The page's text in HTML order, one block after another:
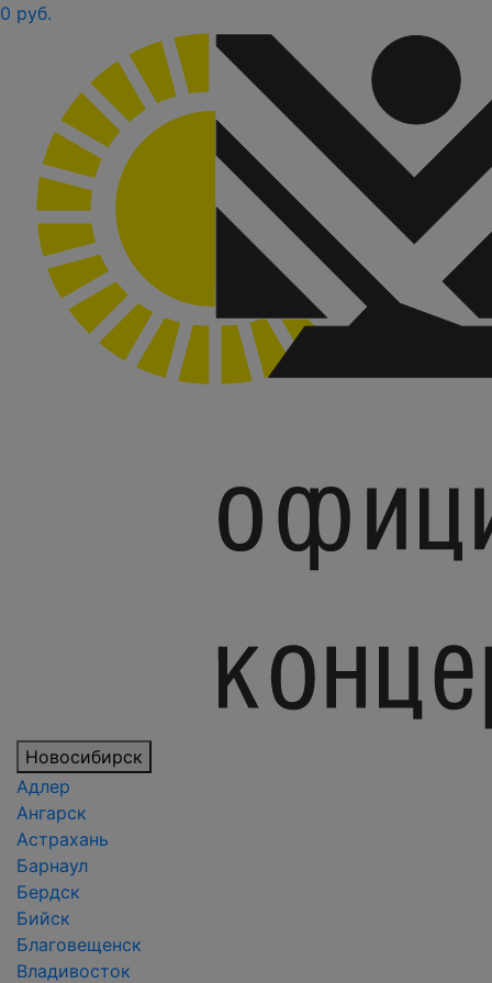
0 руб.
Новосибирск
Адлер
Ангарск
Астрахань
Барнаул
Бердск
Бийск
Благовещенск
Владивосток